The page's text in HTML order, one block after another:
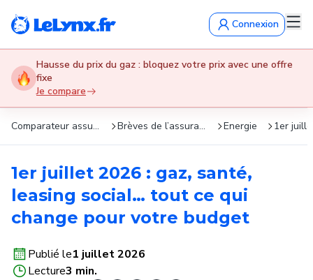
Connexion
Hausse du prix du gaz : bloquez votre prix avec une offre
fixe
Je compare
Comparateur assurance : devis gratuits en 5 min Brèves de l’assurance Energie 1er
1er juillet 2026 : gaz, santé,
leasing social… tout ce qui
change pour votre budget
Publié le1 juillet 2026
Lecture3 min.